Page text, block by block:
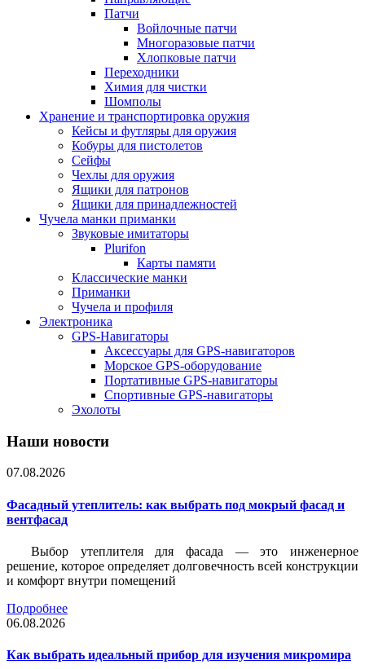
Патчи
Войлочные патчи
Многоразовые патчи
Хлопковые патчи
Переходники
Химия для чистки
Шомполы
Хранение и транспортировка оружия
Кейсы и футляры для оружия
Кобуры для пистолетов
Сейфы
Чехлы для оружия
Ящики для патронов
Ящики для принадлежностей
Чучела манки приманки
Звуковые имитаторы
Plurifon
Карты памяти
Классические манки
Приманки
Чучела и профиля
Электроника
GPS-Навигаторы
Аксессуары для GPS-навигаторов
Морское GPS-оборудование
Портативные GPS-навигаторы
Спортивные GPS-навигаторы
Эхолоты
Наши новости
07.08.2026
Фасадный утеплитель: как выбрать под мокрый фасад и
вентфасад
Выбор утеплителя для фасада — это инженерное
решение, которое определяет долговечность всей конструкции
и комфорт внутри помещений
Подробнее
06.08.2026
Как выбрать идеальный прибор для изучения микромира